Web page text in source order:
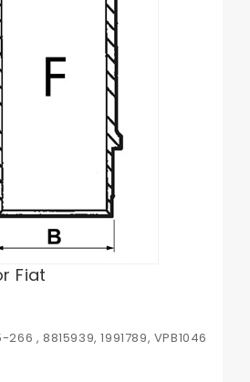
Fiat
, 8815939, 1991789, VPB1046